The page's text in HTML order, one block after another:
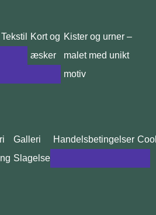
Tekstil
Kort og
æsker
Kister og urner –
malet med unikt
motiv
Galleri
Slagelse
Handelsbetingelser